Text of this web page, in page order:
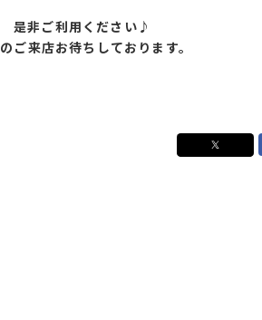
是非ご利用ください♪
ご来店お待ちしております。